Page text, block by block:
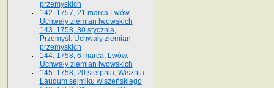
przemyskich
142. 1757, 21 marca Lwów.
Uchwały ziemian lwowskich
143. 1758, 30 stycznia,
Przemyśl. Uchwały ziemian
przemyskich
144. 1758, 6 marca, Lwów.
Uchwały ziemian lwowskich
145. 1758, 20 sierpnia, Wisznia.
Laudum sejmiku wiszeńskiego